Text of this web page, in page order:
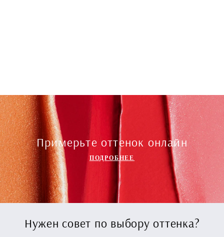
Примерьте оттенок онлайн
ПОДРОБНЕЕ
Нужен совет по выбору оттенка?